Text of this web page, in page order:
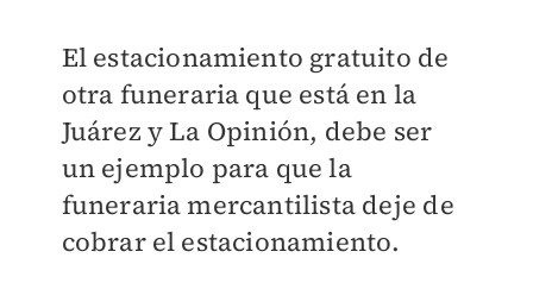
El estacionamiento gratuito de
otra funeraria que está en la
Juárez y La Opinión, debe ser
un ejemplo para que la
funeraria mercantilista deje de
cobrar el estacionamiento.